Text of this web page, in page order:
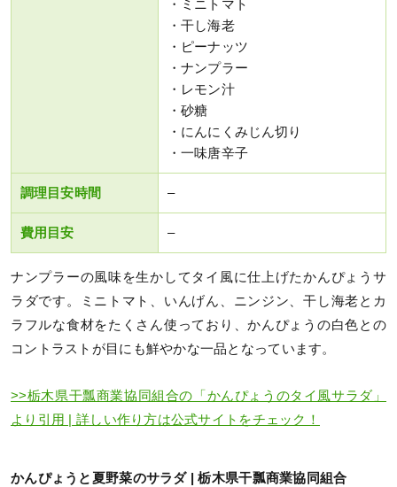
・ミニトマト
・干し海老
・ピーナッツ
・ナンプラー
・レモン汁
・砂糖
・にんにくみじん切り
・一味唐辛子
調理目安時間 –
費用目安 –
ナンプラーの風味を生かしてタイ風に仕上げたかんぴょうサ
ラダです。ミニトマト、いんげん、ニンジン、干し海老とカ
ラフルな食材をたくさん使っており、かんぴょうの白色との
コントラストが目にも鮮やかな一品となっています。
>>栃木県干瓢商業協同組合の「かんぴょうのタイ風サラダ」
より引用 | 詳しい作り方は公式サイトをチェック！
かんぴょうと夏野菜のサラダ | 栃木県干瓢商業協同組合